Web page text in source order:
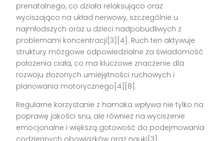
prenatalnego, co działa relaksująco oraz
wyciszająco na układ nerwowy, szczególnie u
najmłodszych oraz u dzieci nadpobudliwych z
problemami koncentracji[3][4]. Ruch ten aktywuje
struktury mózgowe odpowiedzialne za świadomość
położenia ciała, co ma kluczowe znaczenie dla
rozwoju złożonych umiejętności ruchowych i
planowania motorycznego[4][8].
Regularne korzystanie z hamaka wpływa nie tylko na
poprawę jakości snu, ale również na wyciszenie
emocjonalne i większą gotowość do podejmowania
codziennych obowiązków oraz nauki[3].